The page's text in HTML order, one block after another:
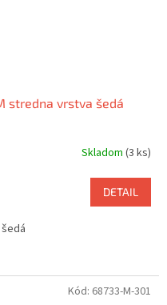
stredna vrstva šedá
Skladom (3 ks)
DETAIL
Kód: 68733-M-301